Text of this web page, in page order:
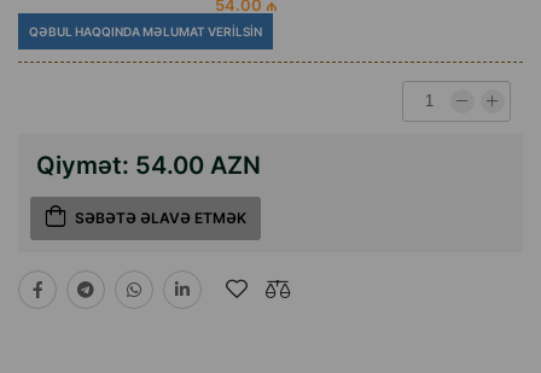
54.00 ₼
QƏBUL HAQQINDA MƏLUMAT VERILSIN
Qiymət: 54.00 AZN
SƏBƏTƏ ƏLAVƏ ETMƏK